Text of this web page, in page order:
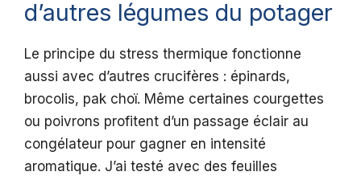
d’autres légumes du potager
Le principe du stress thermique fonctionne
aussi avec d’autres crucifères : épinards,
brocolis, pak choï. Même certaines courgettes
ou poivrons profitent d’un passage éclair au
congélateur pour gagner en intensité
aromatique. J’ai testé avec des feuilles